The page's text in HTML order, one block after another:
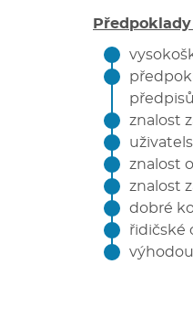
předpisů
znalost
znalost
znalost
dobré
řidičské